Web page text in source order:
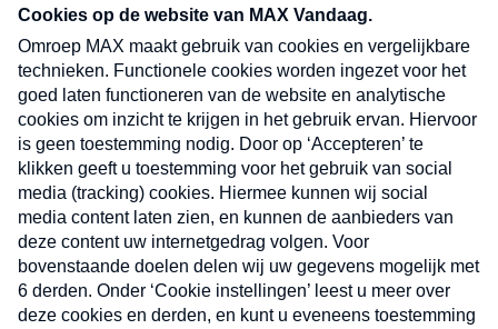
nieuwsbrief. Elke vrijdag- en dinsdagochtend in
uw mailbox.
Verzend
Nieuwsbrief